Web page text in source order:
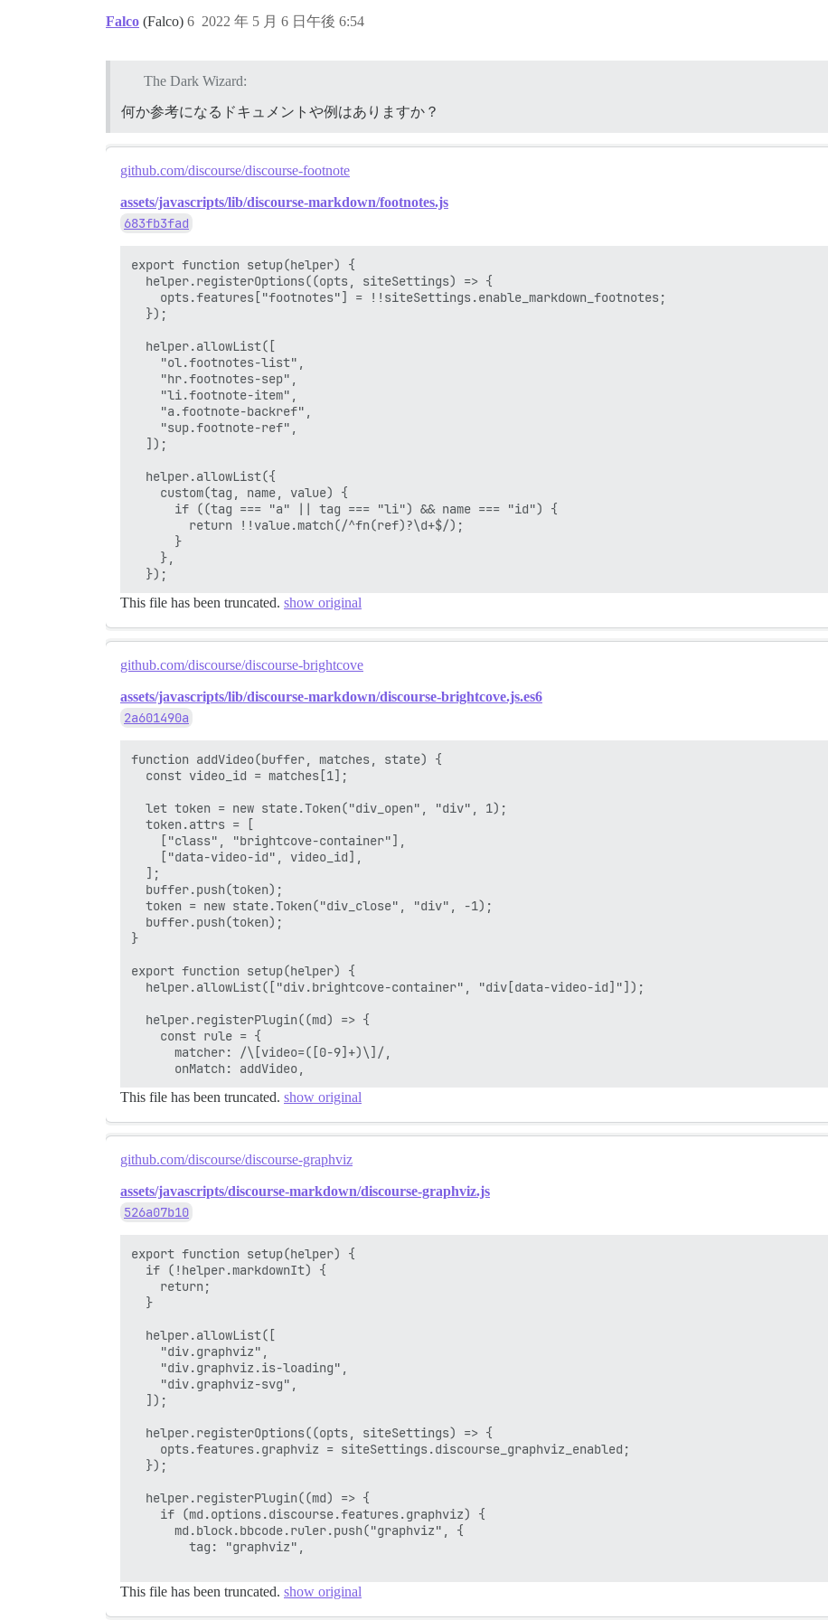
Falco (Falco) 2022 年 5 月 6 日午後 6:54
6
The Dark Wizard:
何か参考になるドキュメントや例はありますか？
github.com/discourse/discourse-footnote
assets/javascripts/lib/discourse-markdown/footnotes.js
683fb3fad
export function setup(helper) {
  helper.registerOptions((opts, siteSettings) => {
    opts.features["footnotes"] = !!siteSettings.enable_markdown_footnotes;
  });
  helper.allowList([
    "ol.footnotes-list",
    "hr.footnotes-sep",
    "li.footnote-item",
    "a.footnote-backref",
    "sup.footnote-ref",
  ]);
  helper.allowList({
    custom(tag, name, value) {
      if ((tag === "a" || tag === "li") && name === "id") {
        return !!value.match(/^fn(ref)?\d+$/);
      }
    },
This file has been truncated. show original
github.com/discourse/discourse-brightcove
assets/javascripts/lib/discourse-markdown/discourse-brightcove.js.es6
2a601490a
function addVideo(buffer, matches, state) {
  const video_id = matches[1];
  let token = new state.Token("div_open", "div", 1);
  token.attrs = [
    ["class", "brightcove-container"],
    ["data-video-id", video_id],
  ];
  buffer.push(token);
  token = new state.Token("div_close", "div", -1);
  buffer.push(token);
}
export function setup(helper) {
  helper.allowList(["div.brightcove-container", "div[data-video-id]"]);
  helper.registerPlugin((md) => {
    const rule = {
      matcher: /\[video=([0-9]+)\]/,
This file has been truncated. show original
github.com/discourse/discourse-graphviz
assets/javascripts/discourse-markdown/discourse-graphviz.js
526a07b10
export function setup(helper) {
  if (!helper.markdownIt) {
    return;
  }
  helper.allowList([
    "div.graphviz",
    "div.graphviz.is-loading",
    "div.graphviz-svg",
  ]);
  helper.registerOptions((opts, siteSettings) => {
    opts.features.graphviz = siteSettings.discourse_graphviz_enabled;
  });
  helper.registerPlugin((md) => {
    if (md.options.discourse.features.graphviz) {
      md.block.bbcode.ruler.push("graphviz", {
        tag: "graphviz",
This file has been truncated. show original